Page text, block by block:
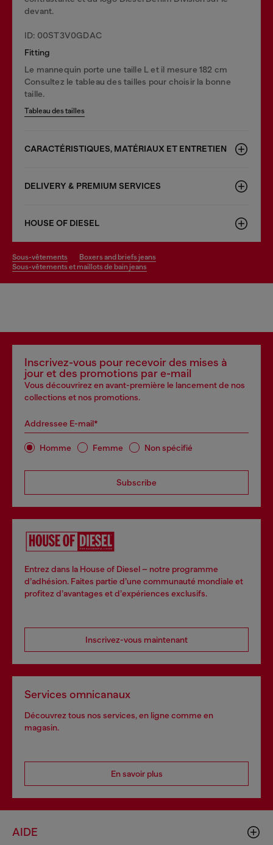
devant.
ID: 00ST3V0GDAC
Fitting
Le mannequin porte une taille L et il mesure 182 cm
Consultez le tableau des tailles pour choisir la bonne
taille.
Tableau des tailles
CARACTÉRISTIQUES, MATÉRIAUX ET ENTRETIEN
DELIVERY & PREMIUM SERVICES
HOUSE OF DIESEL
sous-vêtements
boxers and briefs jeans
sous-vêtements et maillots de bain jeans
Inscrivez-vous pour recevoir des mises à
jour et des promotions par e-mail
Vous découvrirez en avant-première le lancement de nos
collections et nos promotions.
Addressee E-mail*
Homme Femme Non spécifié
Subscribe
Entrez dans la House of Diesel – notre programme
d’adhésion. Faites partie d’une communauté mondiale et
profitez d’avantages et d’expériences exclusifs.
Inscrivez-vous maintenant
Services omnicanaux
Découvrez tous nos services, en ligne comme en
magasin.
En savoir plus
AIDE